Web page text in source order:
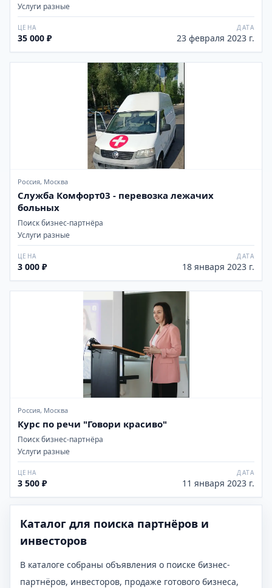
Услуги разные
ЦЕНА
35 000 ₽
ДАТА
23 февраля 2023 г.
Россия, Москва
Служба Комфорт03 - перевозка лежачих
больных
Поиск бизнес-партнёра
Услуги разные
ЦЕНА
3 000 ₽
ДАТА
18 января 2023 г.
Россия, Москва
Курс по речи "Говори красиво"
Поиск бизнес-партнёра
Услуги разные
ЦЕНА
3 500 ₽
ДАТА
11 января 2023 г.
Каталог для поиска партнёров и
инвесторов
В каталоге собраны объявления о поиске бизнес-
партнёров, инвесторов, продаже готового бизнеса,